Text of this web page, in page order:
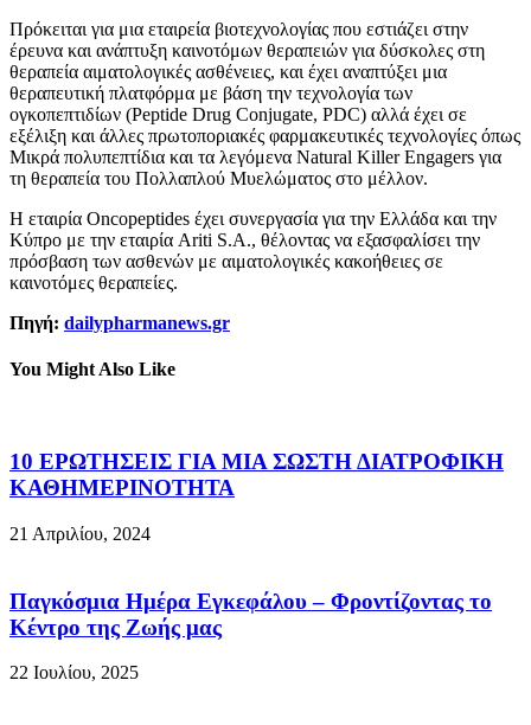
Πρόκειται για μια εταιρεία βιοτεχνολογίας που εστιάζει στην
έρευνα και ανάπτυξη καινοτόμων θεραπειών για δύσκολες στη
θεραπεία αιματολογικές ασθένειες, και έχει αναπτύξει μια
θεραπευτική πλατφόρμα με βάση την τεχνολογία των
ογκοπεπτιδίων (Peptide Drug Conjugate, PDC) αλλά έχει σε
εξέλιξη και άλλες πρωτοποριακές φαρμακευτικές τεχνολογίες όπως
Μικρά πολυπεπτίδια και τα λεγόμενα Natural Killer Engagers για
τη θεραπεία του Πολλαπλού Μυελώματος στο μέλλον.
Η εταιρία Oncopeptides έχει συνεργασία για την Ελλάδα και την
Κύπρο με την εταιρία Ariti S.A., θέλοντας να εξασφαλίσει την
πρόσβαση των ασθενών με αιματολογικές κακοήθειες σε
καινοτόμες θεραπείες.
Πηγή: dailypharmanews.gr
You Might Also Like
10 ΕΡΩΤΗΣΕΙΣ ΓΙΑ ΜΙΑ ΣΩΣΤΗ ΔΙΑΤΡΟΦΙΚΗ
ΚΑΘΗΜΕΡΙΝΟΤΗΤΑ
21 Απριλίου, 2024
Παγκόσμια Ημέρα Εγκεφάλου – Φροντίζοντας το
Κέντρο της Ζωής μας
22 Ιουλίου, 2025